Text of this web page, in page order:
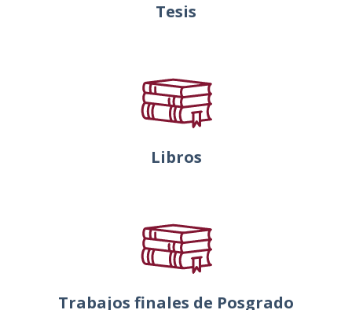
Tesis
Libros
Trabajos finales de Posgrado